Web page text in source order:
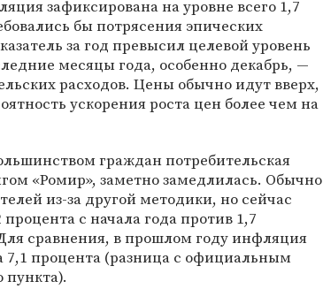
зафиксирована на уровне всего 1,7
бы потрясения эпических
за год превысил целевой уровень
месяцы года, особенно декабрь, —
расходов. Цены обычно идут вверх,
ускорения роста цен более чем на
граждан потребительская
«Ромир», заметно замедлилась. Обычно
из-за другой методики, но сейчас
с начала года против 1,7
сравнения, в прошлом году инфляция
7,1 процента (разница с официальным
пункта).